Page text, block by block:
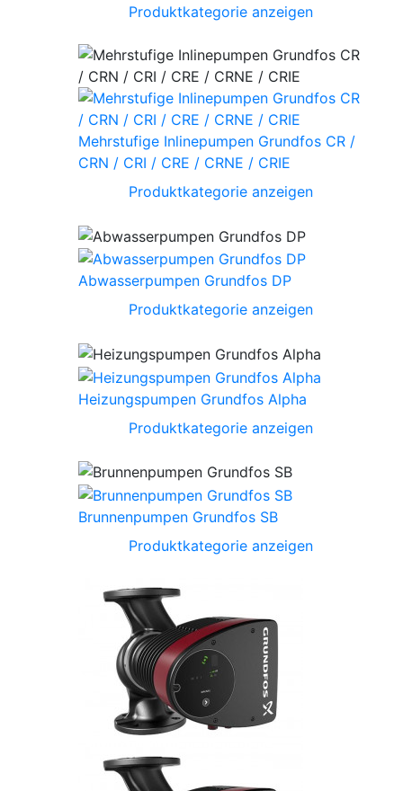
Produktkategorie anzeigen
Mehrstufige Inlinepumpen Grundfos CR /
CRN / CRI / CRE / CRNE / CRIE
Produktkategorie anzeigen
Abwasserpumpen Grundfos DP
Produktkategorie anzeigen
Heizungspumpen Grundfos Alpha
Produktkategorie anzeigen
Brunnenpumpen Grundfos SB
Produktkategorie anzeigen